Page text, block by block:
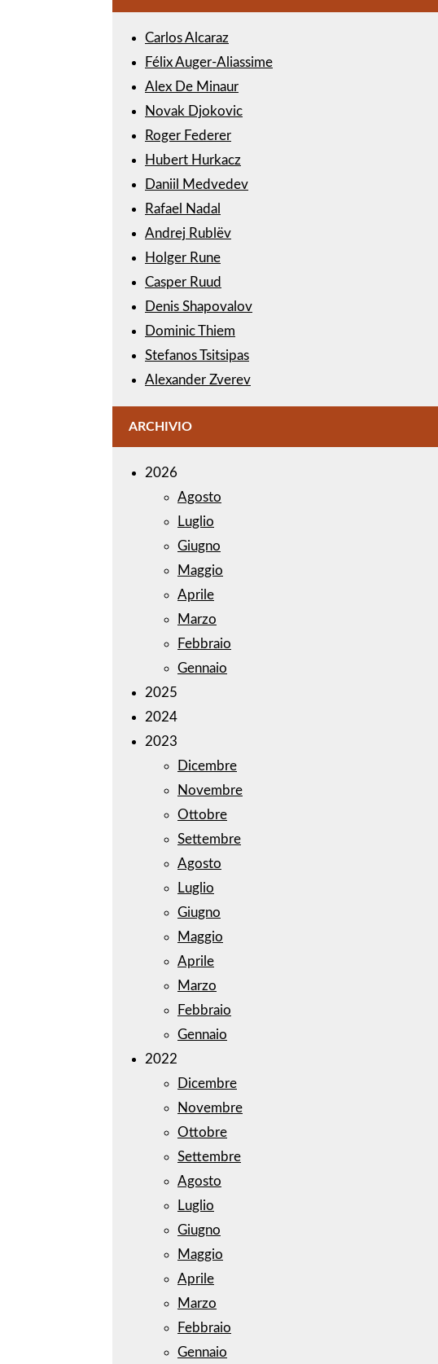
Carlos Alcaraz
Félix Auger-Aliassime
Alex De Minaur
Novak Djokovic
Roger Federer
Hubert Hurkacz
Daniil Medvedev
Rafael Nadal
Andrej Rublëv
Holger Rune
Casper Ruud
Denis Shapovalov
Dominic Thiem
Stefanos Tsitsipas
Alexander Zverev
ARCHIVIO
2026
Agosto
Luglio
Giugno
Maggio
Aprile
Marzo
Febbraio
Gennaio
2025
2024
2023
Dicembre
Novembre
Ottobre
Settembre
Agosto
Luglio
Giugno
Maggio
Aprile
Marzo
Febbraio
Gennaio
2022
Dicembre
Novembre
Ottobre
Settembre
Agosto
Luglio
Giugno
Maggio
Aprile
Marzo
Febbraio
Gennaio